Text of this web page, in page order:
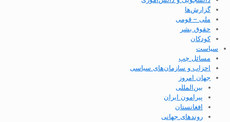
گزارش‌ها
ملی – قومی
حقوق بشر
کودکان
سیاست
مسائل چپ
احزاب و سازمان‌های سیاسی
جهان امروز
بین‌المللی
پیرامون ایران
افغانستان
روندهای جهانی